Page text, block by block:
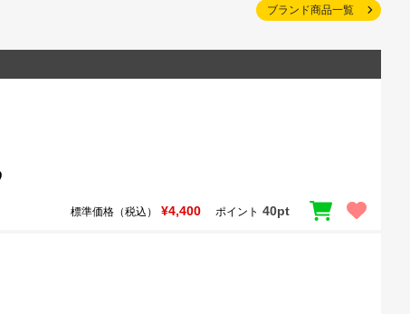
ブランド商品一覧
標準価格（税込） ¥4,400 ポイント 40pt